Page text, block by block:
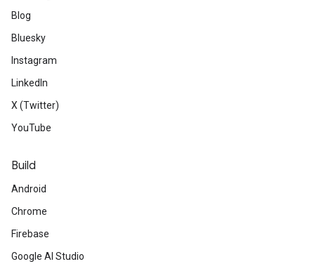
Blog
Bluesky
Instagram
LinkedIn
X (Twitter)
YouTube
Build
Android
Chrome
Firebase
Google AI Studio